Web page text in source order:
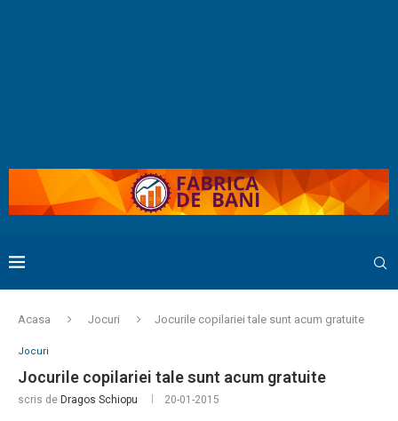
Acasa Jocuri Jocurile copilariei tale sunt acum gratuite
Jocuri
Jocurile copilariei tale sunt acum gratuite
scris de Dragos Schiopu 20-01-2015